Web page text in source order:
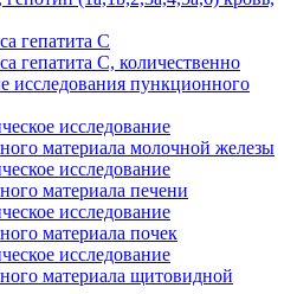
гепатита C
гепатита C, количественно
исследования пункционного
исследование
материала молочной железы
исследование
материала печени
исследование
материала почек
исследование
материала щитовидной